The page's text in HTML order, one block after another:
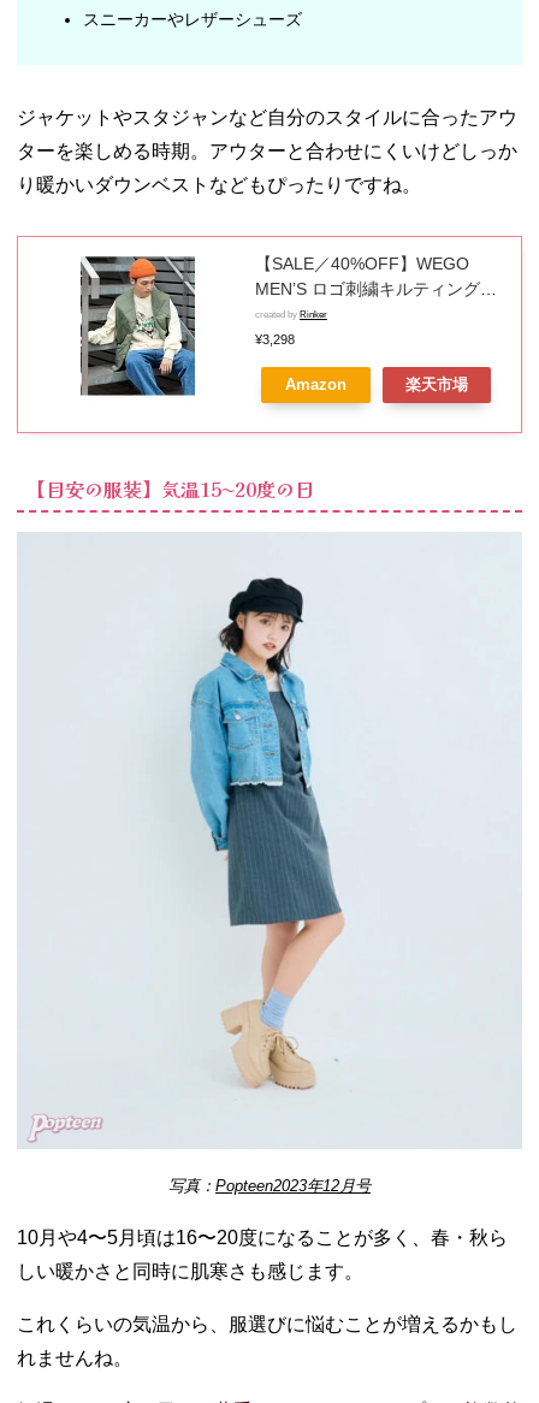
スニーカーやレザーシューズ
ジャケットやスタジャンなど自分のスタイルに合ったアウ
ターを楽しめる時期。アウターと合わせにくいけどしっか
り暖かいダウンベストなどもぴったりですね。
【SALE／40%OFF】WEGO
MEN’S ロゴ刺繍キルティングベ
スト ウィゴー ジャケット・アウ
ター ダウンジャケット・ダウン
ベスト カーキ ブラック
【RBA_E】
created by Rinker
¥3,298
Amazon 楽天市場
【目安の服装】気温15〜20度の日
写真： Popteen2023年12月号
10月や4〜5月頃は16〜20度になることが多く、春・秋ら
しい暖かさと同時に肌寒さも感じます。
これくらいの気温から、服選びに悩むことが増えるかもし
れませんね。